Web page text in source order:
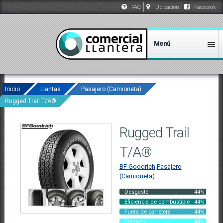
FAQ Ubicación Facebook
Inicio Llantas
Pasajero (Camioneta)
Rugged Trail T/A®
Rugged Trail
T/A®
BF Goodrich Pasajero
(Camioneta)
Desgaste
44%
Eficiencia de combustible
44%
Fuera de carretera
44%
Frenado
44%